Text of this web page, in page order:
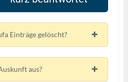
Einträge gelöscht?
aus?